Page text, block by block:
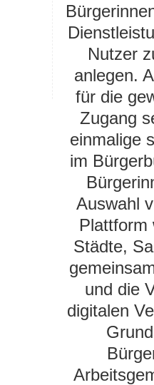
Nutzer
anlegen.
für die
Zugang
einmalige
im
Auswahl
Plattform
Städte,
und die
digitalen